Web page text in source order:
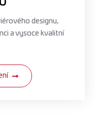
designu,
a vysoce kvalitní